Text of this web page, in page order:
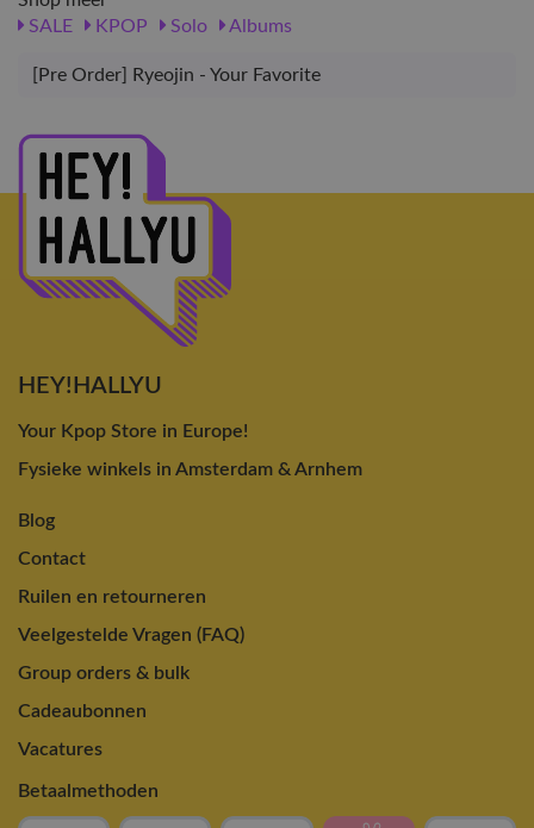
SALE
KPOP Solo Albums
[Pre Order] Ryeojin - Your Favorite
HEY!HALLYU
Your Kpop Store in Europe!
Fysieke winkels in Amsterdam & Arnhem
Blog
Contact
Ruilen en retourneren
Veelgestelde Vragen (FAQ)
Group orders & bulk
Cadeaubonnen
Vacatures
Betaalmethoden